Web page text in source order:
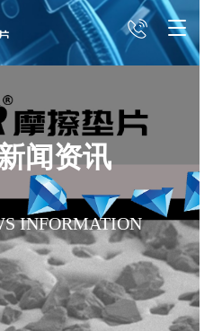
T
o
g
a
t
n
闻资讯
INFORMATION